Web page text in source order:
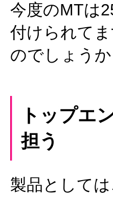
今度のMTは
付けられて
のでしょうか
トップエ
担う
製品として